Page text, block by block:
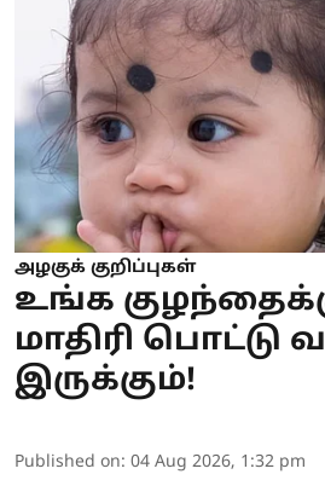
அழகுக் குறிப்புகள்
உங்க
மாதிரி பொட்டு
இருக்கும்!
Published on: 04 Aug 2026, 1:32 pm